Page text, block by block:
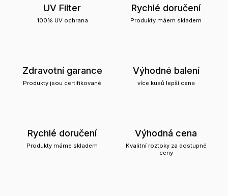
UV Filter
100% UV ochrana
Rychlé doručení
Produkty máem skladem
Zdravotní garance
Produkty jsou certifikované
Výhodné balení
více kusů lepší cena
Rychlé doručení
Produkty máme skladem
Výhodná cena
Kvalitní roztoky za dostupné
ceny